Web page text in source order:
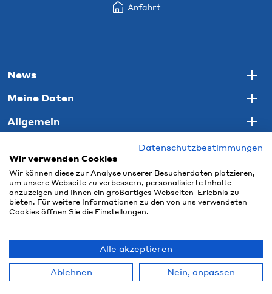
Anfahrt
News
Meine Daten
Allgemein
© 2026 Connect Com AG
powered by polynorm
Datenschutzbestimmungen
Wir verwenden Cookies
Wir können diese zur Analyse unserer Besucherdaten platzieren,
um unsere Webseite zu verbessern, personalisierte Inhalte
anzuzeigen und Ihnen ein großartiges Webseiten-Erlebnis zu
bieten. Für weitere Informationen zu den von uns verwendeten
Cookies öffnen Sie die Einstellungen.
Alle akzeptieren
Ablehnen Nein, anpassen